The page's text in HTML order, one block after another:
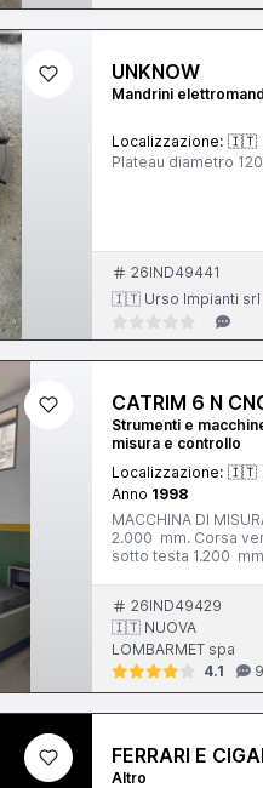
UNKNOW
Mandrini
Localizzazione: 🇮🇹
Plateau diametro
26IND49441
🇮🇹 Urso Impianti srl
CATRIM 6 N
Strumenti e
misura e controllo
Localizzazione: 🇮🇹
Anno 1998
MACCHINA DI
2.000 mm. Corsa
sotto testa 1.200
26IND49429
🇮🇹 NUOVA
LOMBARMET spa
4.1
9
FERRARI E
Altro